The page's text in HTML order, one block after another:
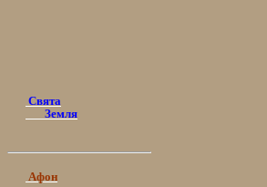
Свята
Земля
Афон